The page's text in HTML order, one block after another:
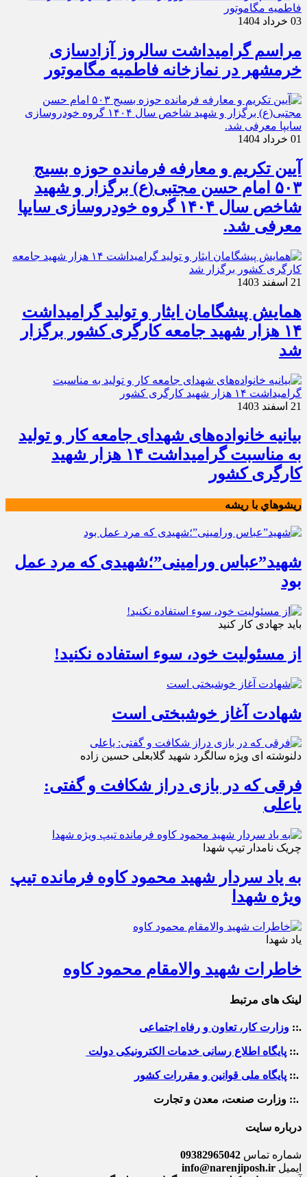
03 خرداد 1404
مراسم گرامیداشت سالروز آزادسازی
خرمشهر در نمازخانه فاطمیه مگاموتور
01 خرداد 1404
آیین تکریم و معارفه فرمانده حوزه بسیج
۵۰۳ امام حسن مجتبی(ع) برگزار و شهید
شاخص سال ۱۴۰۴ گروه خودروسازی سایپا
معرفی شد.
21 اسفند 1403
همایش پیشگامان ایثار و تولید گرامیداشت
۱۴ هزار شهید جامعه کارگری کشور برگزار
شد
21 اسفند 1403
بیانیه خانواده‌های شهدای جامعه کار و تولید
به مناسبت گرامیداشت ۱۴ هزار شهید
کارگری کشور
ريشوهاي با ريشه
شهید”عباس ورامینی”؛شهیدی که مرد عمل
بود
باید جهادی کار کنید
از مسئولیت خود، سوء استفاده نکنید!
شهادت آغاز خوشبختی است
دلنوشته ای ویژه سالگرد شهید گلابعلی حسین زاده
فرقی که در بازی دراز شکافت و گفتی:
یاعلی
چریک نامدار تیپ شهدا
به یاد سردار شهید محمود کاوه فرمانده تیپ
ویژه شهدا
یاد شهدا
خاطرات شهید والامقام محمود کاوه‌
لینک های مرتبط
.:: وزارت کار، تعاون و رفاه اجتماعی
.:: پایگاه اطلاع رسانی خدمات الکترونیکی دولت
.:: پایگاه ملی قوانین و مقررات کشور
.:: وزارت صنعت، معدن و تجارت
درباره سایت
شماره تماس 09382965042
ایمیل info@narenjiposh.ir